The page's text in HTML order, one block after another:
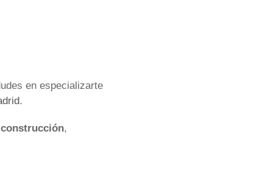
en especializarte
.
,